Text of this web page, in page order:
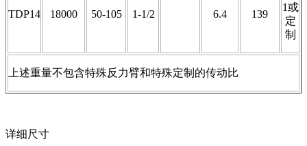
TDP14 18000 50-105 1-1/2
6.4
139
1或
定
制
上述重量不包含特殊反力臂和特殊定制的传动比
详细尺寸